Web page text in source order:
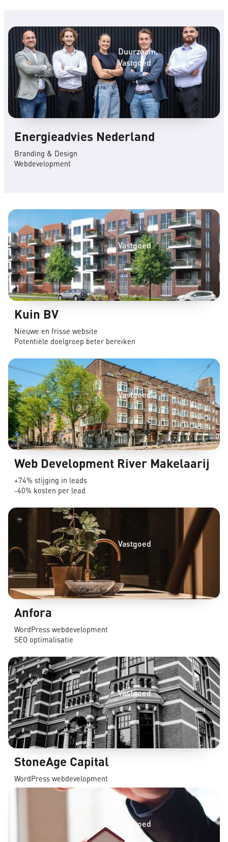
Duurzaam
Vastgoed
Energieadvies Nederland
Branding & Design
Webdevelopment
Vastgoed
Kuin BV
Nieuwe en frisse website
Potentiële doelgroep beter bereiken
Vastgoed
Web Development River Makelaarij
+74% stijging in leads
-40% kosten per lead
Vastgoed
Anfora
WordPress webdevelopment
SEO optimalisatie
Vastgoed
StoneAge Capital
WordPress webdevelopment
Vastgoed